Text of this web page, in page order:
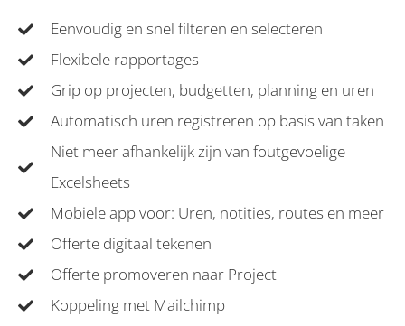
Eenvoudig en snel filteren en selecteren
Flexibele rapportages
Grip op projecten, budgetten, planning en uren
Automatisch uren registreren op basis van taken
Niet meer afhankelijk zijn van foutgevoelige
Excelsheets
Mobiele app voor: Uren, notities, routes en meer
Offerte digitaal tekenen
Offerte promoveren naar Project
Koppeling met Mailchimp